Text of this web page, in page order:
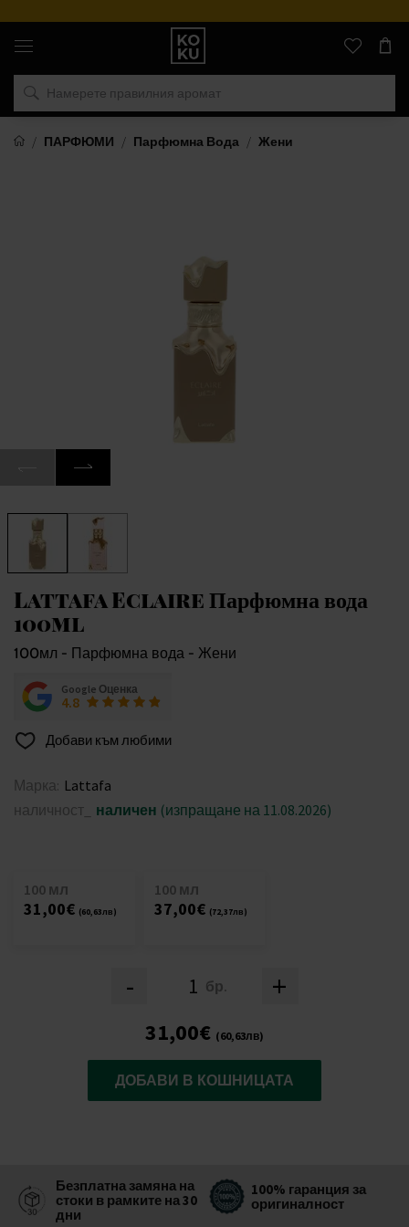
Оригинални
парфюми
часовници
на
място
ПАРФЮМИ
Парфюмна Вода Жени
Lattafa Eclaire Парфюмна вода
100ml
100мл - Парфюмна вода - Жени
Google Оценка
4.8
Добави към любими
Марка: Lattafa
наличност_
наличен (изпращане на 11.08.2026)
- бр. +
100 мл
31,00€ (60,63лв)
100 мл
37,00€ (72,37лв)
31,00€ (60,63лв)
ДОБАВИ В КОШНИЦАТА
Безплатна замяна на
стоки в рамките на 30
дни
100% гаранция за
оригиналност